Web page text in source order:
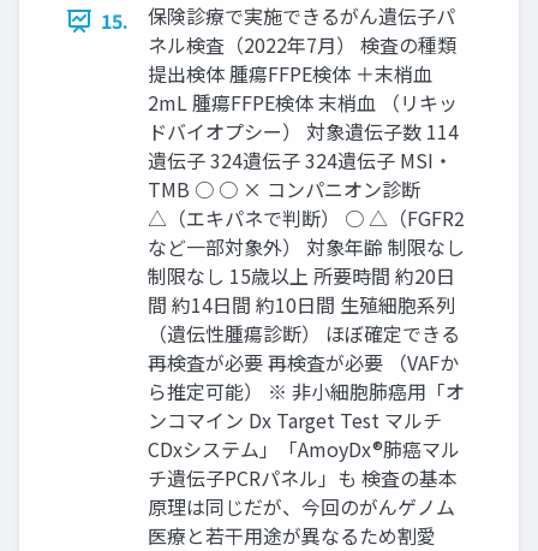
15.
保険診療で実施できるがん遺伝子パ
ネル検査（2022年7月） 検査の種類
提出検体 腫瘍FFPE検体 ＋末梢血
2mL 腫瘍FFPE検体 末梢血 （リキッ
ドバイオプシー） 対象遺伝子数 114
遺伝子 324遺伝子 324遺伝子 MSI・
TMB ○ ○ × コンパニオン診断
△（エキパネで判断） ○ △（FGFR2
など一部対象外） 対象年齢 制限なし
制限なし 15歳以上 所要時間 約20日
間 約14日間 約10日間 生殖細胞系列
（遺伝性腫瘍診断） ほぼ確定できる
再検査が必要 再検査が必要 （VAFか
ら推定可能） ※ 非小細胞肺癌用「オ
ンコマイン Dx Target Test マルチ
CDxシステム」「AmoyDx®肺癌マル
チ遺伝子PCRパネル」も 検査の基本
原理は同じだが、今回のがんゲノム
医療と若干用途が異なるため割愛